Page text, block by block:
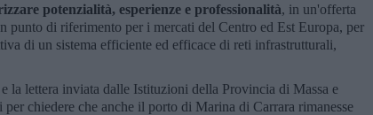
potenzialità, esperienze e professionalità, in un'offerta
punto di riferimento per i mercati del Centro ed Est Europa, per
di un sistema efficiente ed efficace di reti infrastrutturali,
la lettera inviata dalle Istituzioni della Provincia di Massa e
chiedere che anche il porto di Marina di Carrara rimanesse